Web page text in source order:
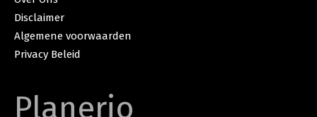
Disclaimer
Algemene voorwaarden
Privacy Beleid
Planerio